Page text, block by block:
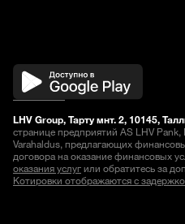
LHV Group, Тарту мнт. 2, 10145,
странице предприятий AS LHV
Varahaldus, предлагающих
договора на оказание финансовых
оказания услугили обратитесь за
Котировки отображаются с